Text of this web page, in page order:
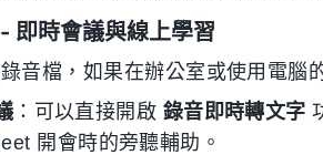
即時會議與線上學習
音檔，如果在辦公室或使用電腦
：可以直接開啟 錄音即時轉文字
開會時的旁聽輔助。